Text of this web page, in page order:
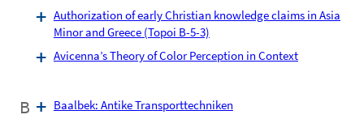
Authorization of early Christian knowledge claims in Asia
Minor and Greece (Topoi B-5-3)
Avicenna’s Theory of Color Perception in Context
B
Baalbek: Antike Transporttechniken